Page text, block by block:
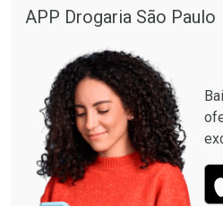
APP Drogaria São Paulo